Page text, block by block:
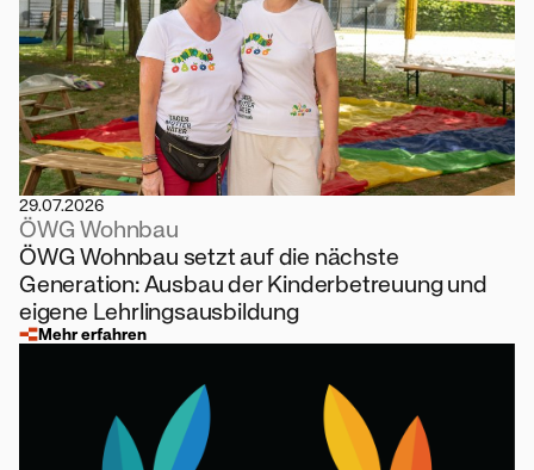
29.07.2026
ÖWG Wohnbau
ÖWG Wohnbau setzt auf die nächste
Generation: Ausbau der Kinderbetreuung und
eigene Lehrlingsausbildung
Mehr erfahren